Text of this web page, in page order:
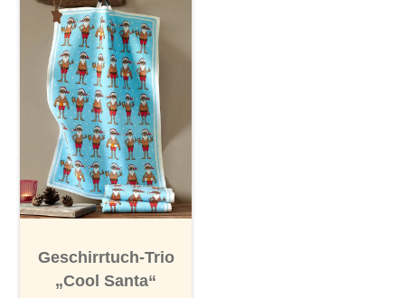
Geschirrtuch-Trio
„Cool Santa“